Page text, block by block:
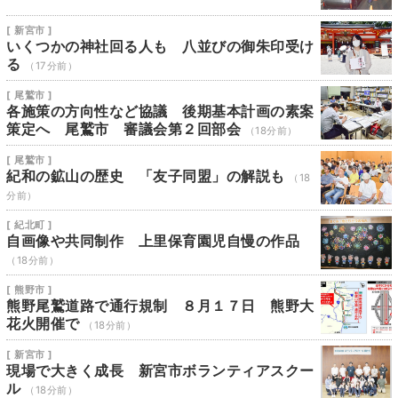
[ 新宮市 ]
いくつかの神社回る人も 八並びの御朱印受け
る
（17分前）
[ 尾鷲市 ]
各施策の方向性など協議 後期基本計画の素案
策定へ 尾鷲市 審議会第２回部会
（18分前）
[ 尾鷲市 ]
紀和の鉱山の歴史 「友子同盟」の解説も
（18
分前）
[ 紀北町 ]
自画像や共同制作 上里保育園児自慢の作品
（18分前）
[ 熊野市 ]
熊野尾鷲道路で通行規制 ８月１７日 熊野大
花火開催で
（18分前）
[ 新宮市 ]
現場で大きく成長 新宮市ボランティアスクー
ル
（18分前）